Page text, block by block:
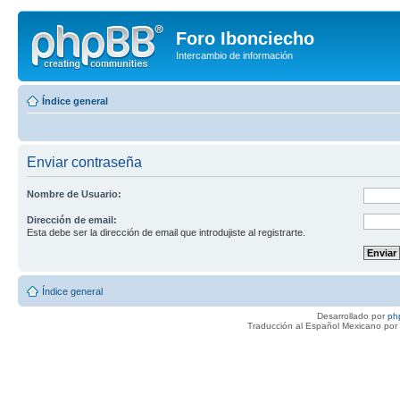
Foro Ibonciecho
Intercambio de información
Índice general
Enviar contraseña
Nombre de Usuario:
Dirección de email:
Esta debe ser la dirección de email que introdujiste al registrarte.
Índice general
Desarrollado por
Traducción al Español Mexicano por